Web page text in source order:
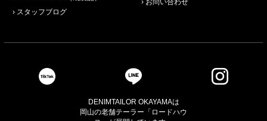
スタッフブログ
お問い合わせ
DENIMTAILOR OKAYAMAは
岡山の老舗テーラー「ロードハウ